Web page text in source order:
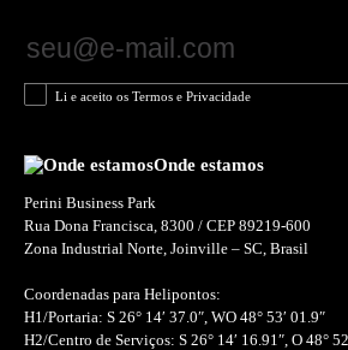
Li e aceito os Termos e Privacidade
Onde estamos
Perini Business Park
Rua Dona Francisca, 8300 / CEP 89219-600
Zona Industrial Norte, Joinville – SC, Brasil
Coordenadas para Helipontos:
H1/Portaria: S 26° 14′ 37.0″, WO 48° 53′ 01.9″
H2/Centro de Serviços: S 26° 14′ 16.91″, O 48°